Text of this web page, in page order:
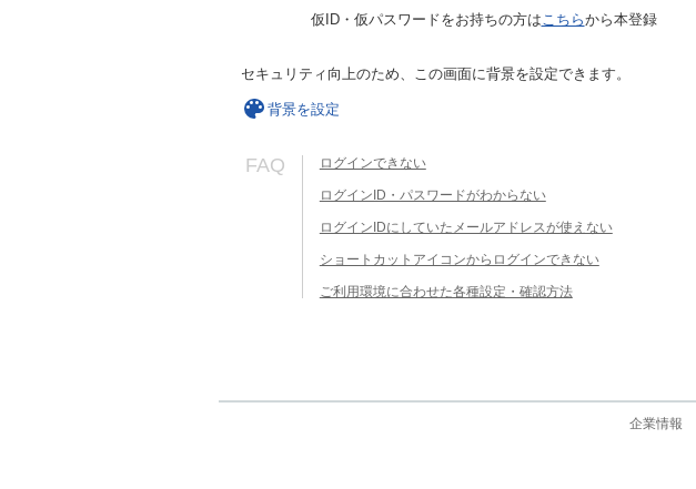
仮ID・仮パスワードをお持ちの方はこちらから本登録
セキュリティ向上のため、この画面に背景を設定できます。
背景を設定
FAQ ログインできない
ログインID・パスワードがわからない
ログインIDにしていたメールアドレスが使えない
ショートカットアイコンからログインできない
ご利用環境に合わせた各種設定・確認方法
企業情報